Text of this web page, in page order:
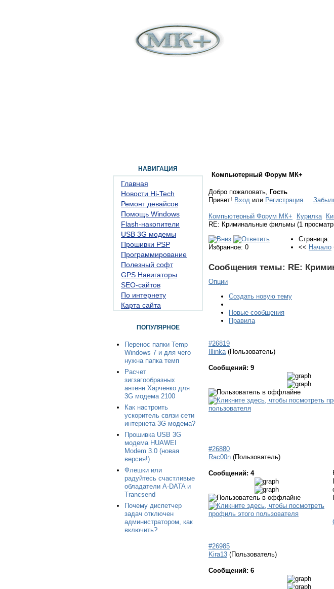
НАВИГАЦИЯ
Главная
Новости Hi-Tech
Ремонт девайсов
Помощь Windows
Flash-накопители
USB 3G модемы
Прошивки PSP
Программирование
Полезный софт
GPS Навигаторы
SEO-сайтов
По интернету
Карта сайта
ПОПУЛЯРНОЕ
Перенос папки Temp
Windows 7 и для чего
нужна папка темп
Расчет
зигзагообразных
антенн Харченко для
3G модема 2100
Как настроить
ускоритель связи сети
интернета 3G модема?
Прошивка USB 3G
модема HUAWEI
Modem 3.0 (новая
версия!)
Флешки или
радуйтесь счастливые
обладатели A-DATA и
Trancsend
Почему диспетчер
задач отключен
администратором, как
включить?
Компьютерный Форум МК+
Добро пожаловать, Гость
Привет! Вход или Регистрация.
Компьютерный Форум МК+ Курилка
RE: Криминальные фильмы (1
Избранное: 0
Страница:
<< Начало
Сообщения темы: RE:
Опции
Создать новую тему
Новые сообщения
Правила
#26819
Illinka (Пользователь)
Сообщений: 9
#26880
Rac00n (Пользователь)
Сообщений: 4
#26985
Kira13 (Пользователь)
Сообщений: 6